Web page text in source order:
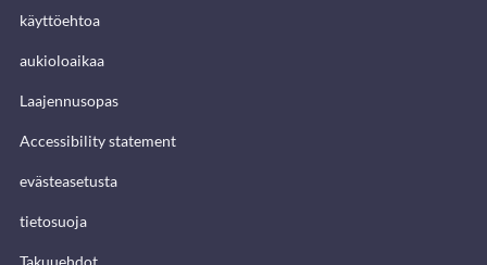
käyttöehtoa
aukioloaikaa
Laajennusopas
Accessibility statement
evästeasetusta
tietosuoja
Takuuehdot